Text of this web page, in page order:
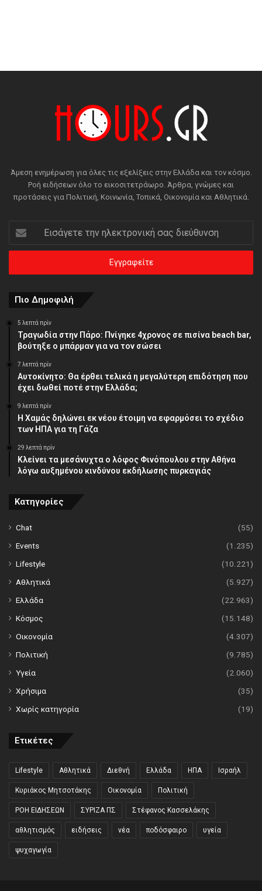
Άμεση ενημέρωση για όλες τις εξελίξεις στην Ελλάδα και τον κόσμο.
Ροή ειδήσεων όλο το εικοσιτετράωρο. Άρθρα, γνώμες και
προτάσεις για Πολιτική, Κοινωνία, Τοπικά, Οικονομία και Αθλητικά.
την
ηλεκτρονική
διεύθυνση
Πιο Δημοφιλή
5 λεπτά πρίν
Τραγωδία στην Πάρο: Πνίγηκε 4χρονος σε πισίνα beach bar,
βούτηξε ο μπάρμαν για να τον σώσει
7 λεπτά πρίν
Αυτοκίνητο: Θα έρθει τελικά η μεγαλύτερη επιδότηση που
έχει δωθεί ποτέ στην Ελλάδα;
9 λεπτά πρίν
Η Χαμάς δηλώνει εκ νέου έτοιμη να εφαρμόσει το σχέδιο
των ΗΠΑ για τη Γάζα
29 λεπτά πρίν
Κλείνει τα μεσάνυχτα ο λόφος Φινόπουλου στην Αθήνα
λόγω αυξημένου κινδύνου εκδήλωσης πυρκαγιάς
Κατηγορίες
Chat
(55)
Events
(1.235)
Lifestyle
(10.221)
Αθλητικά
(5.927)
Ελλάδα
(22.963)
Κόσμος
(15.148)
Οικονομία
(4.307)
Πολιτική
(9.785)
Υγεία
(2.060)
Χρήσιμα
(35)
Χωρίς κατηγορία
(19)
Ετικέτες
Lifestyle Αθλητικά Διεθνή Ελλάδα ΗΠΑ Ισραήλ
Κυριάκος Μητσοτάκης Οικονομία Πολιτική
ΡΟΗ ΕΙΔΗΣΕΩΝ ΣΥΡΙΖΑ ΠΣ Στέφανος Κασσελάκης
αθλητισμός ειδήσεις νέα ποδόσφαιρο υγεία
ψυχαγωγία